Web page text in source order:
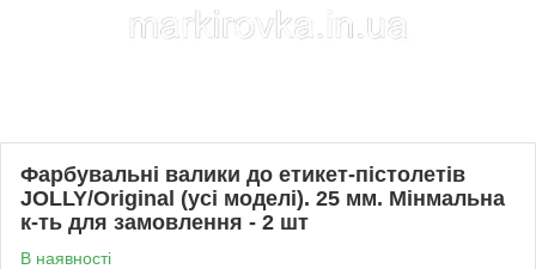
Фарбувальні валики до етикет-пістолетів
JOLLY/Original (усі моделі). 25 мм. Мінмальна
к-ть для замовлення - 2 шт
В наявності